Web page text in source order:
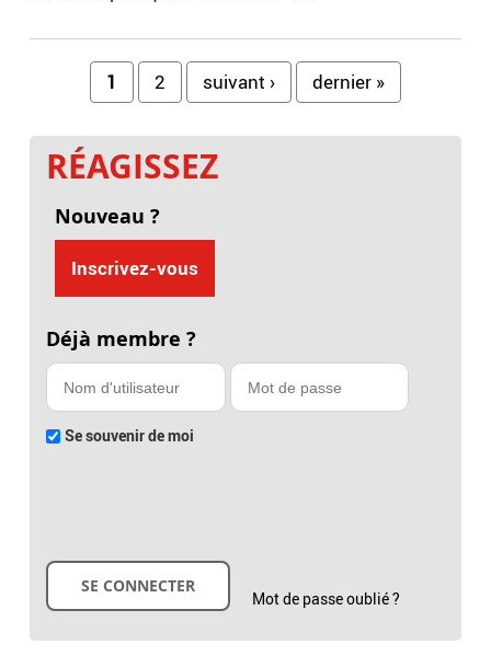
Pages
1 2 suivant › dernier »
RÉAGISSEZ
Nouveau ?
Inscrivez-vous
Déjà membre ?
Se souvenir de moi
Mot de passe oublié ?